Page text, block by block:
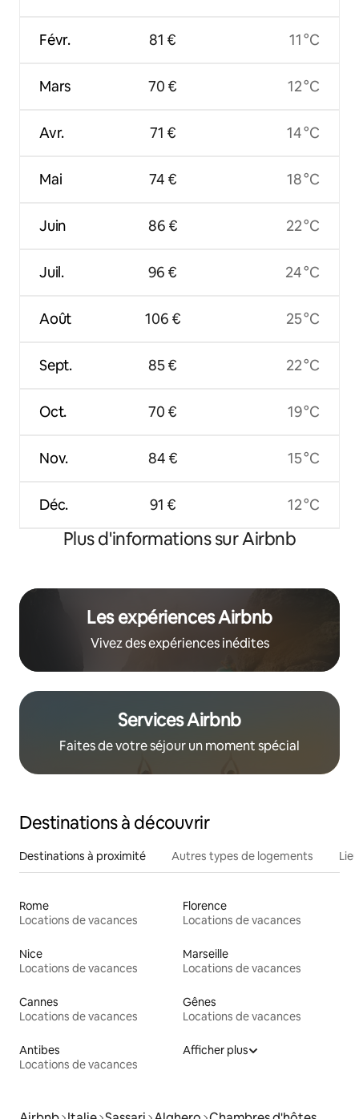
Févr.
Mars
Avr.
Mai
Juin
Juil.
Août
Sept.
Oct.
Nov.
Déc.
81 €
70 €
71 €
74 €
86 €
96 €
106 €
85 €
70 €
84 €
91 €
11 °C
12 °C
14 °C
18 °C
22 °C
24 °C
25 °C
22 °C
19 °C
15 °C
12 °C
Plus d'informations sur Airbnb
Les expériences Airbnb
Vivez des expériences inédites
Services Airbnb
Faites de votre séjour un moment spécial
Destinations à découvrir
Destinations à proximité Autres types de logements
Rome
Locations de vacances
Florence
Locations de vacances
Nice
Locations de vacances
Marseille
Locations de vacances
Cannes
Locations de vacances
Gênes
Locations de vacances
Antibes
Locations de vacances
Afficher plus